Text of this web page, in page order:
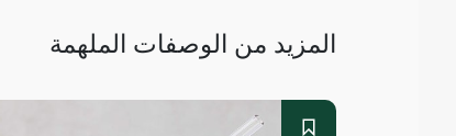
المزيد من الوصفات الملهمة